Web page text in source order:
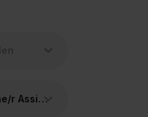
Sozialpädagogische/r Assistent/in